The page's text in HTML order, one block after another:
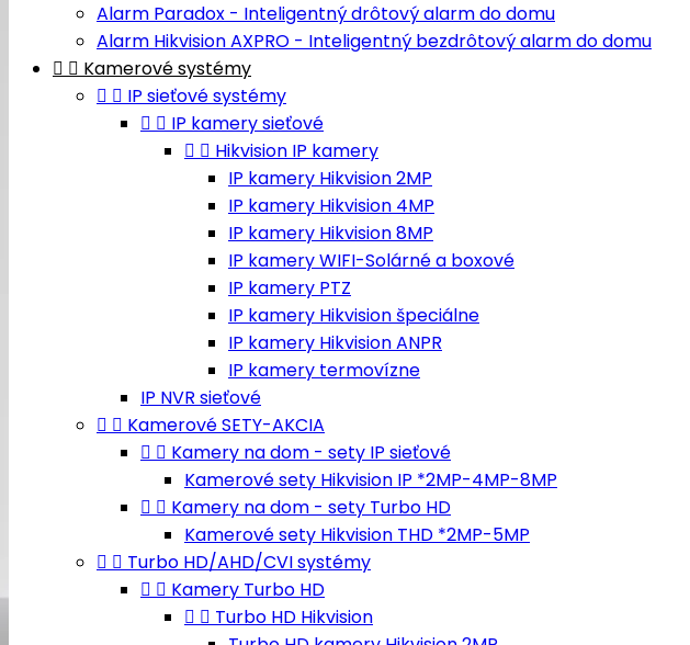
Alarm Paradox - Inteligentný drôtový alarm do domu
Alarm Hikvision AXPRO - Inteligentný bezdrôtový alarm do domu
  Kamerové systémy
  IP sieťové systémy
  IP kamery sieťové
  Hikvision IP kamery
IP kamery Hikvision 2MP
IP kamery Hikvision 4MP
IP kamery Hikvision 8MP
IP kamery WIFI-Solárné a boxové
IP kamery PTZ
IP kamery Hikvision špeciálne
IP kamery Hikvision ANPR
IP kamery termovízne
IP NVR sieťové
  Kamerové SETY-AKCIA
  Kamery na dom - sety IP sieťové
Kamerové sety Hikvision IP *2MP-4MP-8MP
  Kamery na dom - sety Turbo HD
Kamerové sety Hikvision THD *2MP-5MP
  Turbo HD/AHD/CVI systémy
  Kamery Turbo HD
  Turbo HD Hikvision